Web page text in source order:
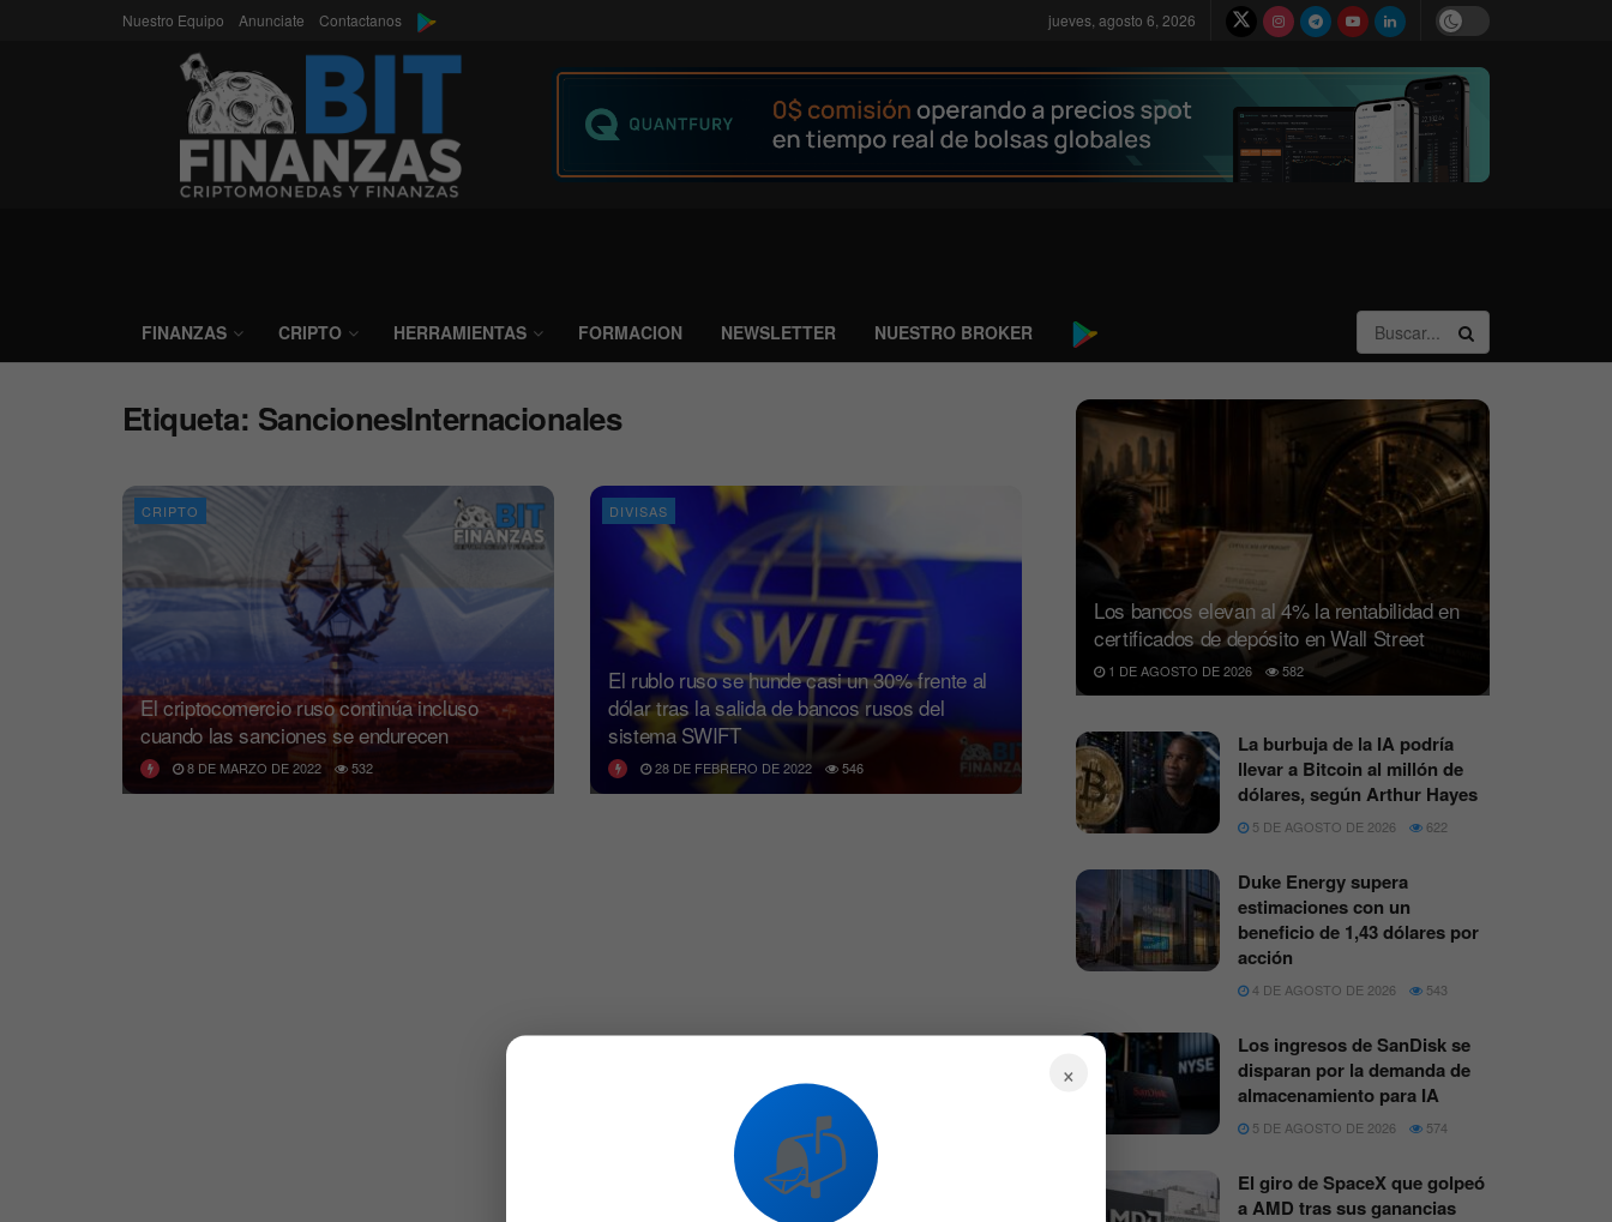
Nuestro Equipo Anunciate Contactanos jueves, agosto 6, 2026
FINANZAS CRIPTO HERRAMIENTAS FORMACION NEWSLETTER NUESTRO BROKER
Etiqueta: SancionesInternacionales
CRIPTO
El criptocomercio ruso continúa incluso
cuando las sanciones se endurecen
8 DE MARZO DE 2022 532
DIVISAS
El rublo ruso se hunde casi un 30% frente al
dólar tras la salida de bancos rusos del
sistema SWIFT
28 DE FEBRERO DE 2022 546
Los bancos elevan al 4% la rentabilidad en
certificados de depósito en Wall Street
1 DE AGOSTO DE 2026 582
La burbuja de la IA podría
llevar a Bitcoin al millón de
dólares, según Arthur Hayes
5 DE AGOSTO DE 2026 622
Duke Energy supera
estimaciones con un
beneficio de 1,43 dólares por
acción
4 DE AGOSTO DE 2026 543
Los ingresos de SanDisk se
disparan por la demanda de
almacenamiento para IA
5 DE AGOSTO DE 2026 574
El giro de SpaceX que golpeó
a AMD tras sus ganancias
×
📬